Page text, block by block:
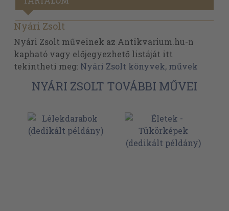
Nyári Zsolt
Nyári Zsolt műveinek az Antikvarium.hu-n
kapható vagy előjegyezhető listáját itt
tekintheti meg: Nyári Zsolt könyvek, művek
NYÁRI ZSOLT TOVÁBBI MŰVEI